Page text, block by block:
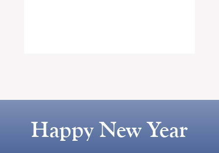
Happy New Year